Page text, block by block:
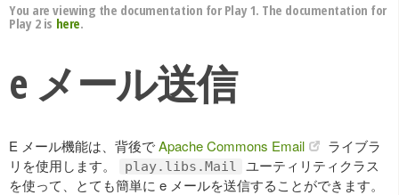
You are viewing the documentation for Play 1. The documentation for
Play 2 is here.
e メール送信
E メール機能は、背後でApache Commons Email
ライブラ
リを使用します。
play.libs.Mail
ユーティリティクラス
を使って、とても簡単に e メールを送信することができます。